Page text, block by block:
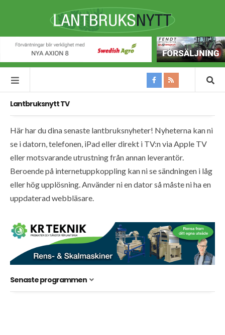
Lantbruksnytt TV
Här har du dina senaste lantbruksnyheter! Nyheterna kan ni
se i datorn, telefonen, iPad eller direkt i TV:n via Apple TV
eller motsvarande utrustning från annan leverantör.
Beroende på internetuppkoppling kan ni se sändningen i låg
eller hög upplösning. Använder ni en dator så måste ni ha en
uppdaterad webbläsare.
Senaste programmen